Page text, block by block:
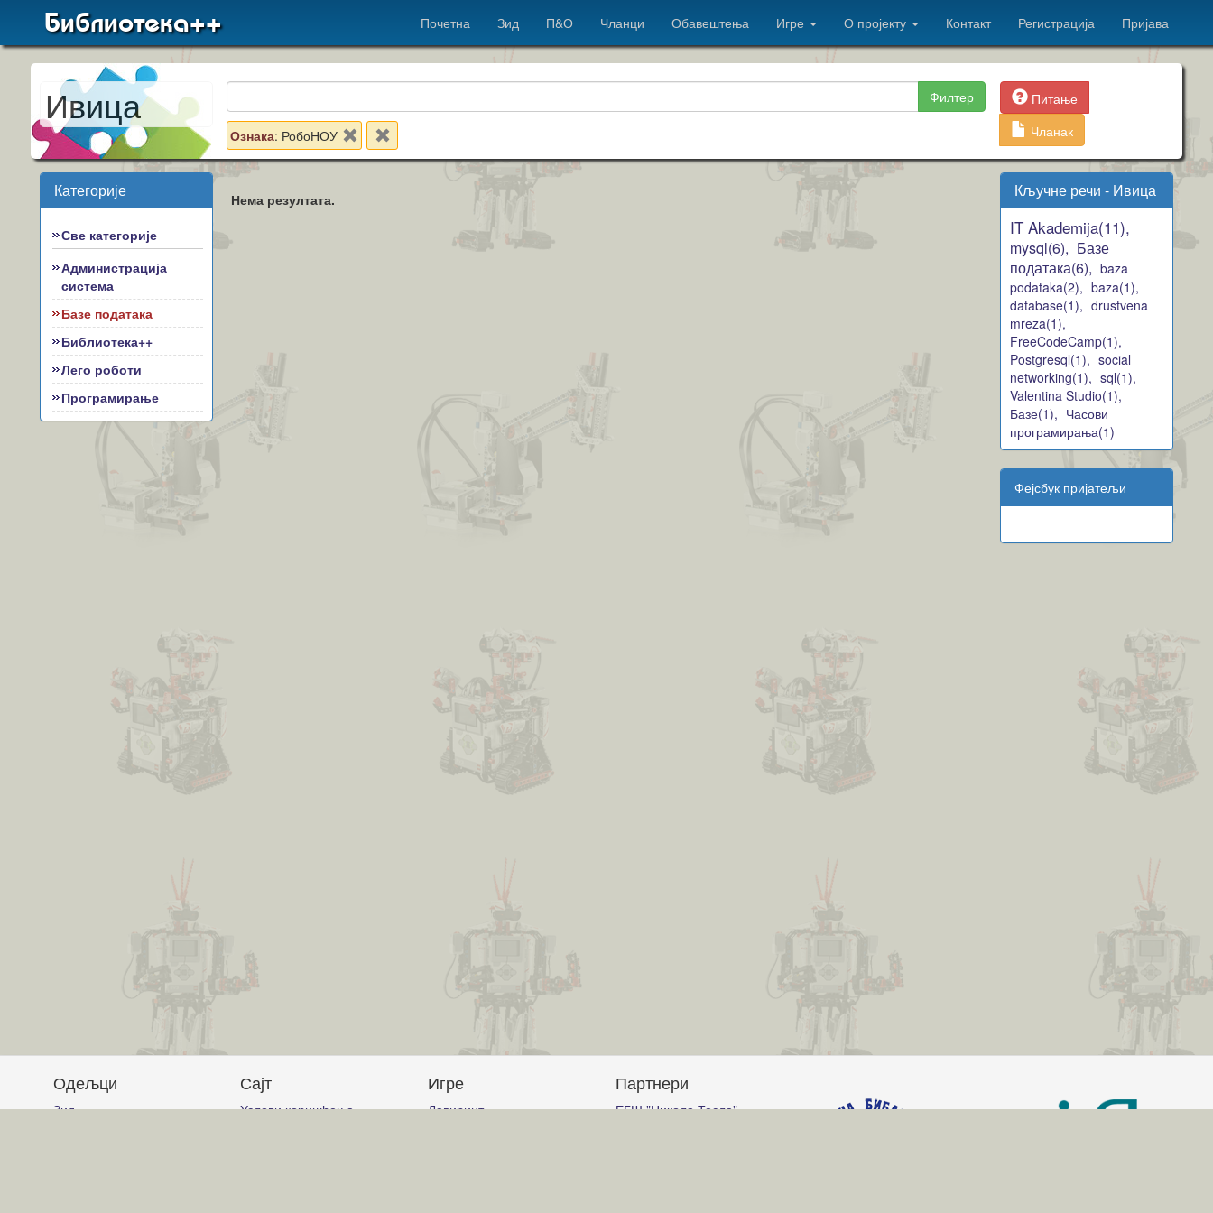
Библиотека++ Почетна Зид П&О Чланци Обавештења Игре О пројекту Контакт Регистрација Пријава
Ивица Филтер
Ознака: РобоНОУ
Питање
Чланак
Категорије
Све категорије
Администрација
система
Базе података
Библиотека++
Лего роботи
Програмирање
Нема резултата. Кључне речи - Ивица
IT Akademija(11),
mysql(6), Базе
података(6), baza
podataka(2), baza(1),
database(1), drustvena
mreza(1),
FreeCodeCamp(1),
Postgresql(1), social
networking(1), sql(1),
Valentina Studio(1),
Базе(1), Часови
програмирања(1)
Фејсбук пријатељи
Одељци
Зид
Сајт
Услови коришћења
Игре
Лавиринт
Партнери
ЕГШ "Никола Тесла"